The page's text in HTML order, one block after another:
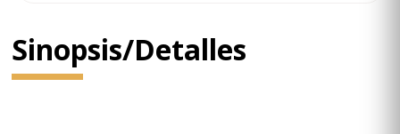
Sinopsis/Detalles